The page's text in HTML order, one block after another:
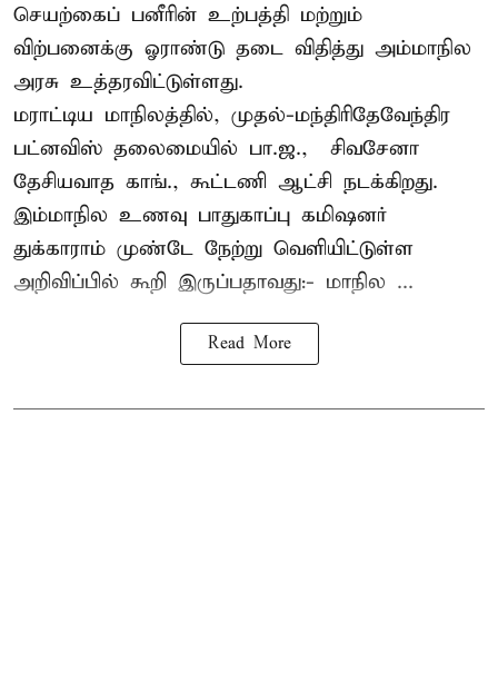
செயற்கைப் பனீரின் உற்பத்தி மற்றும்
விற்பனைக்கு ஓராண்டு தடை விதித்து அம்மாநில
அரசு உத்தரவிட்டுள்ளது.
மராட்டிய மாநிலத்தில், முதல்-மந்திரிதேவேந்திர
பட்னவிஸ் தலைமையில் பா.ஜ., – சிவசேனா –
தேசியவாத காங்., கூட்டணி ஆட்சி நடக்கிறது.
இம்மாநில உணவு பாதுகாப்பு கமிஷனர்
துக்காராம் முண்டே நேற்று வெளியிட்டுள்ள
அறிவிப்பில் கூறி இருப்பதாவது:- மாநில ...
Read More